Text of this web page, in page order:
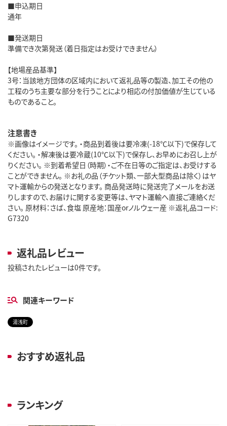
■申込期日
通年
■発送期日
準備でき次第発送（着日指定はお受けできません）
【地場産品基準】
3号：当該地方団体の区域内において返礼品等の製造、加工その他の
工程のうち主要な部分を行うことにより相応の付加価値が生じている
ものであること。
注意書き
※画像はイメージです。 ・商品到着後は要冷凍(-18℃以下)で保存して
ください。 ・解凍後は要冷蔵(10℃以下)で保存し、お早めにお召し上が
りください。 ※到着希望日（時期）・ご不在日等のご指定は、お受けする
ことができません。 ※お礼の品（チケット類、一部大型商品は除く）はヤ
マト運輸からの発送となります。 商品発送時に発送完了メールをお送
りしますので、お届けに関する変更等は、ヤマト運輸へ直接ご連絡くだ
さい。 原材料：さば、食塩 原産地：国産orノルウェー産 ※返礼品コード:
G7320
返礼品レビュー
投稿されたレビューは0件です。
関連キーワード
湯浅町
おすすめ返礼品
ランキング